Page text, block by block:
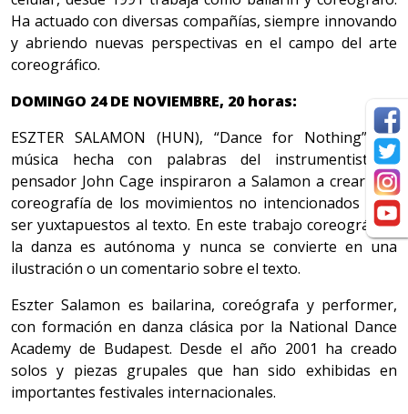
Ha actuado con diversas compañías, siempre innovando
y abriendo nuevas perspectivas en el campo del arte
coreográfico.
DOMINGO 24 DE NOVIEMBRE, 20 horas:
ESZTER SALAMON (HUN), “Dance for Nothing”. La
música hecha con palabras del instrumentista y
pensador John Cage inspiraron a Salamon a crear una
coreografía de los movimientos no intencionados para
ser yuxtapuestos al texto. En este trabajo coreográfico,
la danza es autónoma y nunca se convierte en una
ilustración o un comentario sobre el texto.
Eszter Salamon es bailarina, coreógrafa y performer,
con formación en danza clásica por la National Dance
Academy de Budapest. Desde el año 2001 ha creado
solos y piezas grupales que han sido exhibidas en
importantes festivales internacionales.